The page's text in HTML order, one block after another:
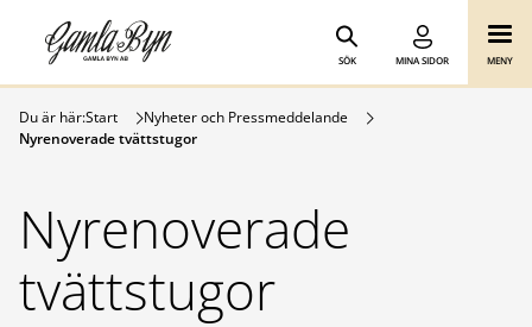
Hoppa till innehåll
Gamla Byn AB
SÖK MINA SIDOR MENY
Du är här:Start
Nyheter och Pressmeddelande
Nyrenoverade tvättstugor
Nyrenoverade
tvättstugor